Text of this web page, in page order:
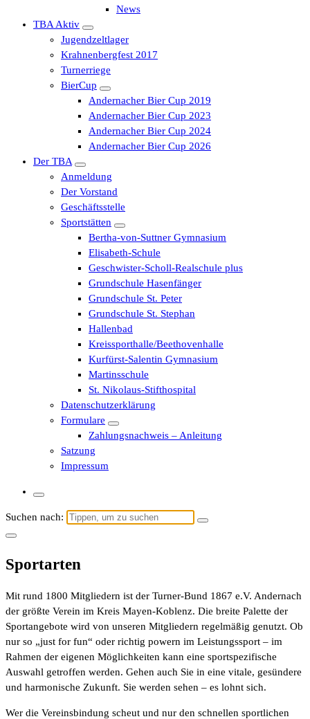
News
TBA Aktiv
Jugendzeltlager
Krahnenbergfest 2017
Turnerriege
BierCup
Andernacher Bier Cup 2019
Andernacher Bier Cup 2023
Andernacher Bier Cup 2024
Andernacher Bier Cup 2026
Der TBA
Anmeldung
Der Vorstand
Geschäftsstelle
Sportstätten
Bertha-von-Suttner Gymnasium
Elisabeth-Schule
Geschwister-Scholl-Realschule plus
Grundschule Hasenfänger
Grundschule St. Peter
Grundschule St. Stephan
Hallenbad
Kreissporthalle/Beethovenhalle
Kurfürst-Salentin Gymnasium
Martinsschule
St. Nikolaus-Stifthospital
Datenschutzerklärung
Formulare
Zahlungsnachweis – Anleitung
Satzung
Impressum
Suchen nach:
Sportarten
Mit rund 1800 Mitgliedern ist der Turner-Bund 1867 e.V. Andernach
der größte Verein im Kreis Mayen-Koblenz. Die breite Palette der
Sportangebote wird von unseren Mitgliedern regelmäßig genutzt. Ob
nur so „just for fun“ oder richtig powern im Leistungssport – im
Rahmen der eigenen Möglichkeiten kann eine sportspezifische
Auswahl getroffen werden. Gehen auch Sie in eine vitale, gesündere
und harmonische Zukunft. Sie werden sehen – es lohnt sich.
Wer die Vereinsbindung scheut und nur den schnellen sportlichen